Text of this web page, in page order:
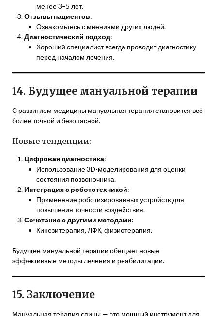
менее 3–5 лет.
Отзывы пациентов:
Ознакомьтесь с мнениями других людей.
Диагностический подход:
Хороший специалист всегда проводит диагностику
перед началом лечения.
14. Будущее мануальной терапии
С развитием медицины мануальная терапия становится всё
более точной и безопасной.
Новые тенденции:
Цифровая диагностика:
Использование 3D-моделирования для оценки
состояния позвоночника.
Интеграция с робототехникой:
Применение роботизированных устройств для
повышения точности воздействия.
Сочетание с другими методами:
Кинезитерапия, ЛФК, физиотерапия.
Будущее мануальной терапии обещает новые
эффективные методы лечения и реабилитации.
15. Заключение
Мануальная терапия спины — это мощный инструмент для